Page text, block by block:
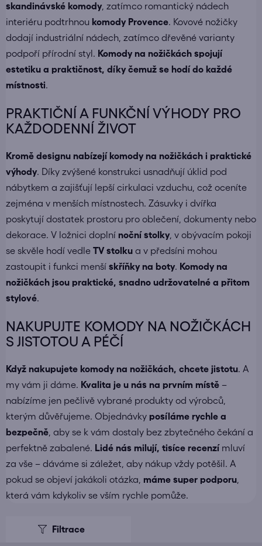
skandinávské komody, zatímco romantický nádech
interiéru podtrhnou komody Provence. Kovové nožičky
dodají industriální nádech, zatímco dřevěné varianty
podpoří přírodní styl. Komody na nožičkách spojují
estetiku a praktičnost, díky čemuž se hodí do každé
místnosti.
PRAKTIČNÍ A FUNKČNÍ VÝHODY PRO
KAŽDODENNÍ ŽIVOT
Kromě designu nabízejí komody na nožičkách i praktické
výhody. Díky zvýšené konstrukci usnadňují úklid pod
nábytkem a zajišťují lepší cirkulaci vzduchu, což oceníte
zejména v menších místnostech. Zásuvky i dvířka
poskytují dostatek prostoru pro oblečení, dokumenty nebo
dekorace. V ložnici doplní noční stolky, v obývacím pokoji
se skvěle hodí vedle TV stolku a v předsíni mohou
zastoupit i funkci menší skříňky na boty. Komody na
nožičkách jsou praktické, snadno udržovatelné a přitom
stylové.
NAKUPUJTE KOMODY NA NOŽIČKÁCH
S JISTOTOU A PÉČÍ
Když nakupujete komody na nožičkách, chcete jistotu. A
my vám ji dáme. Kvalita je u nás na prvním místě –
nabízíme jen pečlivě vybrané produkty od výrobců,
kterým důvěřujeme. Objednávky posíláme rychle a
bezpečně , aby se k vám dostaly bez zbytečného čekání a
perfektně zabalené. Lidé nás milují, tisíce recenzímluví
za vše – dáváme si záležet, aby nákup vždy potěšil. A
pokud se objeví jakákoli otázka, máme super podporu
která vám kdykoliv se vším rychle pomůže.